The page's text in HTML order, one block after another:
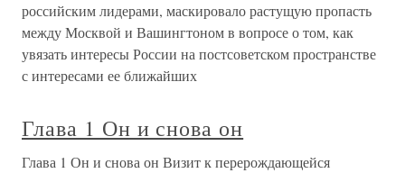
российским лидерами, маскировало растущую пропасть
между Москвой и Вашингтоном в вопросе о том, как
увязать интересы России на постсоветском пространстве
с интересами ее ближайших
Глава 1 Он и снова он
Глава 1 Он и снова он Визит к перерождающейся